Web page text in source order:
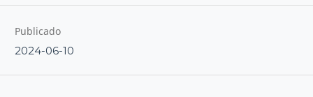
Publicado
2024-06-10